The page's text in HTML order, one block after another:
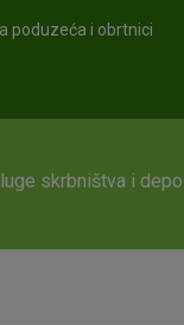
poduzeća i obrtnici
skrbništva i